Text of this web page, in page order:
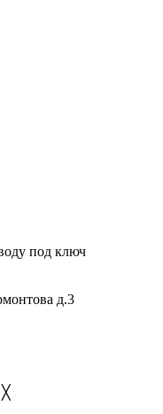
под ключ
д.3
╳